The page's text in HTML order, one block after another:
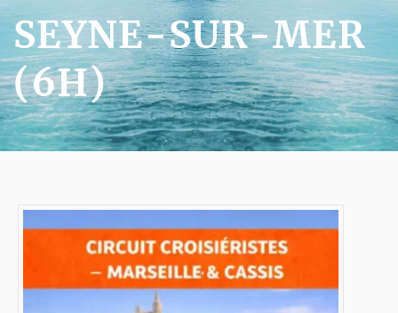
SEYNE-SUR-MER
(6H)